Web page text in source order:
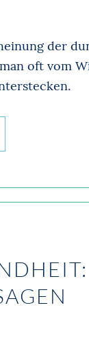
der
oft vom